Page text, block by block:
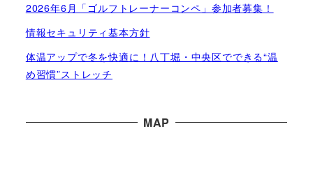
2026年6月「ゴルフトレーナーコンペ」参加者募集！
情報セキュリティ基本方針
体温アップで冬を快適に！八丁堀・中央区でできる“温
め習慣”ストレッチ
MAP